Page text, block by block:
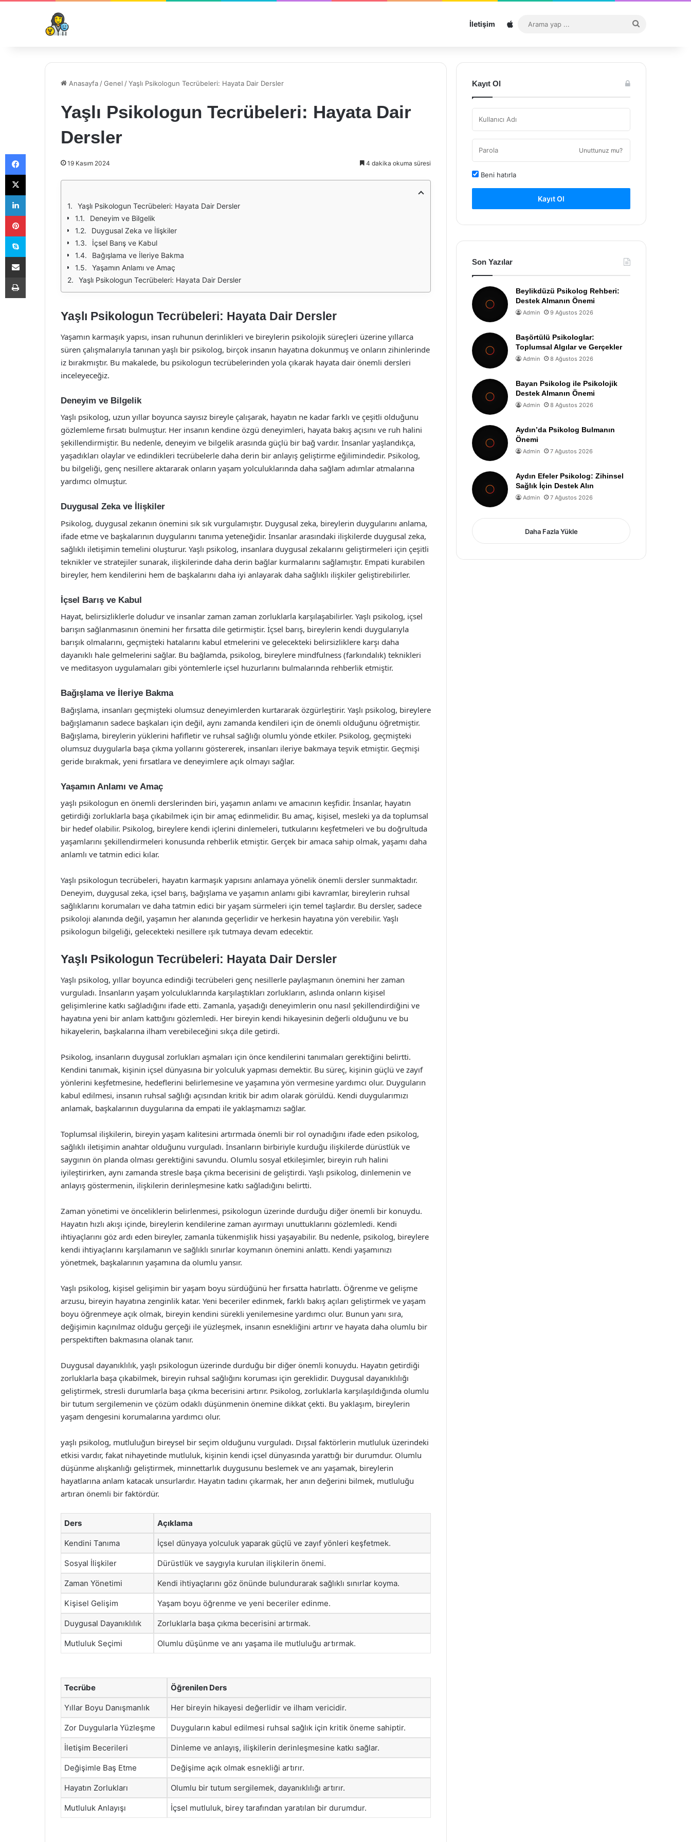
İletişim Sitemap
...
Anasayfa /Genel /Yaşlı Psikologun Tecrübeleri: Hayata Dair Dersler
Yaşlı Psikologun Tecrübeleri: Hayata Dair
Dersler
19 Kasım 2024 4 dakika okuma süresi
Yaşlı Psikologun Tecrübeleri: Hayata Dair Dersler
Deneyim ve Bilgelik
Duygusal Zeka ve İlişkiler
İçsel Barış ve Kabul
Bağışlama ve İleriye Bakma
Yaşamın Anlamı ve Amaç
Yaşlı Psikologun Tecrübeleri: Hayata Dair Dersler
Yaşlı Psikologun Tecrübeleri: Hayata Dair Dersler
Yaşamın karmaşık yapısı, insan ruhunun derinlikleri ve bireylerin psikolojik süreçleri üzerine yıllarca
süren çalışmalarıyla tanınan yaşlı bir psikolog, birçok insanın hayatına dokunmuş ve onların zihinlerinde
iz bırakmıştır. Bu makalede, bu psikologun tecrübelerinden yola çıkarak hayata dair önemli dersleri
inceleyeceğiz.
Deneyim ve Bilgelik
Yaşlı psikolog, uzun yıllar boyunca sayısız bireyle çalışarak, hayatın ne kadar farklı ve çeşitli olduğunu
gözlemleme fırsatı bulmuştur. Her insanın kendine özgü deneyimleri, hayata bakış açısını ve ruh halini
şekillendirmiştir. Bu nedenle, deneyim ve bilgelik arasında güçlü bir bağ vardır. İnsanlar yaşlandıkça,
yaşadıkları olaylar ve edindikleri tecrübelerle daha derin bir anlayış geliştirme eğilimindedir. Psikolog,
bu bilgeliği, genç nesillere aktararak onların yaşam yolculuklarında daha sağlam adımlar atmalarına
yardımcı olmuştur.
Duygusal Zeka ve İlişkiler
Psikolog, duygusal zekanın önemini sık sık vurgulamıştır. Duygusal zeka, bireylerin duygularını anlama,
ifade etme ve başkalarının duygularını tanıma yeteneğidir. İnsanlar arasındaki ilişkilerde duygusal zeka,
sağlıklı iletişimin temelini oluşturur. Yaşlı psikolog, insanlara duygusal zekalarını geliştirmeleri için çeşitli
teknikler ve stratejiler sunarak, ilişkilerinde daha derin bağlar kurmalarını sağlamıştır. Empati kurabilen
bireyler, hem kendilerini hem de başkalarını daha iyi anlayarak daha sağlıklı ilişkiler geliştirebilirler.
İçsel Barış ve Kabul
Hayat, belirsizliklerle doludur ve insanlar zaman zaman zorluklarla karşılaşabilirler. Yaşlı psikolog, içsel
barışın sağlanmasının önemini her fırsatta dile getirmiştir. İçsel barış, bireylerin kendi duygularıyla
barışık olmalarını, geçmişteki hatalarını kabul etmelerini ve gelecekteki belirsizliklere karşı daha
dayanıklı hale gelmelerini sağlar. Bu bağlamda, psikolog, bireylere mindfulness (farkındalık) teknikleri
ve meditasyon uygulamaları gibi yöntemlerle içsel huzurlarını bulmalarında rehberlik etmiştir.
Bağışlama ve İleriye Bakma
Bağışlama, insanları geçmişteki olumsuz deneyimlerden kurtararak özgürleştirir. Yaşlı psikolog, bireylere
bağışlamanın sadece başkaları için değil, aynı zamanda kendileri için de önemli olduğunu öğretmiştir.
Bağışlama, bireylerin yüklerini hafifletir ve ruhsal sağlığı olumlu yönde etkiler. Psikolog, geçmişteki
olumsuz duygularla başa çıkma yollarını göstererek, insanları ileriye bakmaya teşvik etmiştir. Geçmişi
geride bırakmak, yeni fırsatlara ve deneyimlere açık olmayı sağlar.
Yaşamın Anlamı ve Amaç
yaşlı psikologun en önemli derslerinden biri, yaşamın anlamı ve amacının keşfidir. İnsanlar, hayatın
getirdiği zorluklarla başa çıkabilmek için bir amaç edinmelidir. Bu amaç, kişisel, mesleki ya da toplumsal
bir hedef olabilir. Psikolog, bireylere kendi içlerini dinlemeleri, tutkularını keşfetmeleri ve bu doğrultuda
yaşamlarını şekillendirmeleri konusunda rehberlik etmiştir. Gerçek bir amaca sahip olmak, yaşamı daha
anlamlı ve tatmin edici kılar.
Yaşlı psikologun tecrübeleri, hayatın karmaşık yapısını anlamaya yönelik önemli dersler sunmaktadır.
Deneyim, duygusal zeka, içsel barış, bağışlama ve yaşamın anlamı gibi kavramlar, bireylerin ruhsal
sağlıklarını korumaları ve daha tatmin edici bir yaşam sürmeleri için temel taşlardır. Bu dersler, sadece
psikoloji alanında değil, yaşamın her alanında geçerlidir ve herkesin hayatına yön verebilir. Yaşlı
psikologun bilgeliği, gelecekteki nesillere ışık tutmaya devam edecektir.
Yaşlı Psikologun Tecrübeleri: Hayata Dair Dersler
Yaşlı psikolog, yıllar boyunca edindiği tecrübeleri genç nesillerle paylaşmanın önemini her zaman
vurguladı. İnsanların yaşam yolculuklarında karşılaştıkları zorlukların, aslında onların kişisel
gelişimlerine katkı sağladığını ifade etti. Zamanla, yaşadığı deneyimlerin onu nasıl şekillendirdiğini ve
hayatına yeni bir anlam kattığını gözlemledi. Her bireyin kendi hikayesinin değerli olduğunu ve bu
hikayelerin, başkalarına ilham verebileceğini sıkça dile getirdi.
Psikolog, insanların duygusal zorlukları aşmaları için önce kendilerini tanımaları gerektiğini belirtti.
Kendini tanımak, kişinin içsel dünyasına bir yolculuk yapması demektir. Bu süreç, kişinin güçlü ve zayıf
yönlerini keşfetmesine, hedeflerini belirlemesine ve yaşamına yön vermesine yardımcı olur. Duyguların
kabul edilmesi, insanın ruhsal sağlığı açısından kritik bir adım olarak görüldü. Kendi duygularımızı
anlamak, başkalarının duygularına da empati ile yaklaşmamızı sağlar.
Toplumsal ilişkilerin, bireyin yaşam kalitesini artırmada önemli bir rol oynadığını ifade eden psikolog,
sağlıklı iletişimin anahtar olduğunu vurguladı. İnsanların birbiriyle kurduğu ilişkilerde dürüstlük ve
saygının ön planda olması gerektiğini savundu. Olumlu sosyal etkileşimler, bireyin ruh halini
iyileştirirken, aynı zamanda stresle başa çıkma becerisini de geliştirdi. Yaşlı psikolog, dinlemenin ve
anlayış göstermenin, ilişkilerin derinleşmesine katkı sağladığını belirtti.
Zaman yönetimi ve önceliklerin belirlenmesi, psikologun üzerinde durduğu diğer önemli bir konuydu.
Hayatın hızlı akışı içinde, bireylerin kendilerine zaman ayırmayı unuttuklarını gözlemledi. Kendi
ihtiyaçlarını göz ardı eden bireyler, zamanla tükenmişlik hissi yaşayabilir. Bu nedenle, psikolog, bireylere
kendi ihtiyaçlarını karşılamanın ve sağlıklı sınırlar koymanın önemini anlattı. Kendi yaşamınızı
yönetmek, başkalarının yaşamına da olumlu yansır.
Yaşlı psikolog, kişisel gelişimin bir yaşam boyu sürdüğünü her fırsatta hatırlattı. Öğrenme ve gelişme
arzusu, bireyin hayatına zenginlik katar. Yeni beceriler edinmek, farklı bakış açıları geliştirmek ve yaşam
boyu öğrenmeye açık olmak, bireyin kendini sürekli yenilemesine yardımcı olur. Bunun yanı sıra,
değişimin kaçınılmaz olduğu gerçeği ile yüzleşmek, insanın esnekliğini artırır ve hayata daha olumlu bir
perspektiften bakmasına olanak tanır.
Duygusal dayanıklılık, yaşlı psikologun üzerinde durduğu bir diğer önemli konuydu. Hayatın getirdiği
zorluklarla başa çıkabilmek, bireyin ruhsal sağlığını koruması için gereklidir. Duygusal dayanıklılığı
geliştirmek, stresli durumlarla başa çıkma becerisini artırır. Psikolog, zorluklarla karşılaşıldığında olumlu
bir tutum sergilemenin ve çözüm odaklı düşünmenin önemine dikkat çekti. Bu yaklaşım, bireylerin
yaşam dengesini korumalarına yardımcı olur.
yaşlı psikolog, mutluluğun bireysel bir seçim olduğunu vurguladı. Dışsal faktörlerin mutluluk üzerindeki
etkisi vardır, fakat nihayetinde mutluluk, kişinin kendi içsel dünyasında yarattığı bir durumdur. Olumlu
düşünme alışkanlığı geliştirmek, minnettarlık duygusunu beslemek ve anı yaşamak, bireylerin
hayatlarına anlam katacak unsurlardır. Hayatın tadını çıkarmak, her anın değerini bilmek, mutluluğu
artıran önemli bir faktördür.
Ders Açıklama
Kendini Tanıma İçsel dünyaya yolculuk yaparak güçlü ve zayıf yönleri keşfetmek.
Sosyal İlişkiler Dürüstlük ve saygıyla kurulan ilişkilerin önemi.
Zaman Yönetimi Kendi ihtiyaçlarını göz önünde bulundurarak sağlıklı sınırlar koyma.
Kişisel Gelişim Yaşam boyu öğrenme ve yeni beceriler edinme.
Duygusal Dayanıklılık Zorluklarla başa çıkma becerisini artırmak.
Mutluluk Seçimi Olumlu düşünme ve anı yaşama ile mutluluğu artırmak.
Tecrübe Öğrenilen Ders
Yıllar Boyu Danışmanlık Her bireyin hikayesi değerlidir ve ilham vericidir.
Zor Duygularla Yüzleşme Duyguların kabul edilmesi ruhsal sağlık için kritik öneme sahiptir.
İletişim Becerileri Dinleme ve anlayış, ilişkilerin derinleşmesine katkı sağlar.
Değişimle Baş Etme Değişime açık olmak esnekliği artırır.
Hayatın Zorlukları Olumlu bir tutum sergilemek, dayanıklılığı artırır.
Mutluluk Anlayışı İçsel mutluluk, birey tarafından yaratılan bir durumdur.
Kayıt Ol
Unuttunuz mu?
Beni hatırla
Kayıt Ol
Son Yazılar
Beylikdüzü Psikolog Rehberi:
Destek Almanın Önemi
Admin 9 Ağustos 2026
Başörtülü Psikologlar:
Toplumsal Algılar ve Gerçekler
Admin 8 Ağustos 2026
Bayan Psikolog ile Psikolojik
Destek Almanın Önemi
Admin 8 Ağustos 2026
Aydın’da Psikolog Bulmanın
Önemi
Admin 7 Ağustos 2026
Aydın Efeler Psikolog: Zihinsel
Sağlık İçin Destek Alın
Admin 7 Ağustos 2026
Daha Fazla Yükle
Facebook
X
LinkedIn
Pinterest
Skype
E-Posta ile paylaş